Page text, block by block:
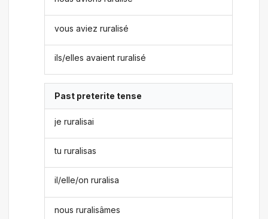
vous aviez ruralisé
ils/elles avaient ruralisé
Past preterite tense
je ruralisai
tu ruralisas
il/elle/on ruralisa
nous ruralisâmes